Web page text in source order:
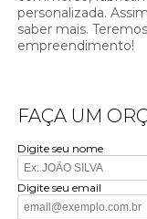
personalizada.
saber mais.
empreendimento!
FAÇA UM
Digite seu nome
Digite seu email